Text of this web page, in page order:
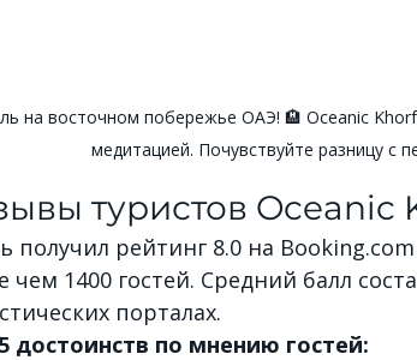
на восточном побережье ОАЭ! 🏨 Oceanic
медитацией. Почувствуйте разницу с
туристов Oceanic
получил рейтинг 8.0 на Booking.com
чем 1400 гостей. Средний балл
порталах.
достоинств по мнению гостей: